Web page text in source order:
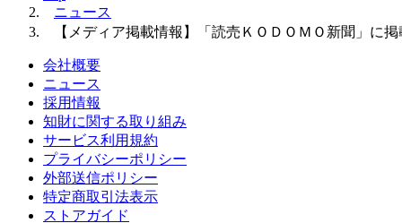
ニュース
【メディア掲載情報】「読売ＫＯＤＯＭＯ新聞」に掲
会社概要
ニュース
採用情報
知財に関する取り組み
サービス利用規約
プライバシーポリシー
外部送信ポリシー
特定商取引法表示
ストアガイド